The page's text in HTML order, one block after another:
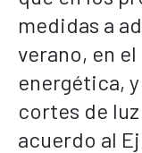
medidas a
verano, en
energética,
cortes de
acuerdo al